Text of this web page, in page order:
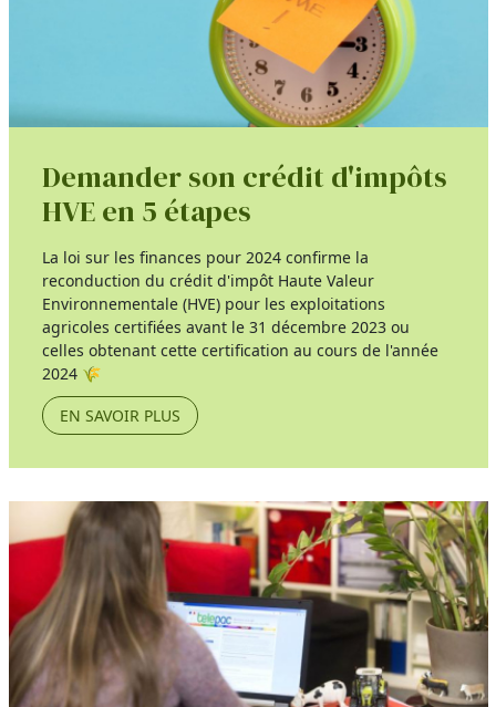
Demander son crédit d'impôts
HVE en 5 étapes
La loi sur les finances pour 2024 confirme la
reconduction du crédit d'impôt Haute Valeur
Environnementale (HVE) pour les exploitations
agricoles certifiées avant le 31 décembre 2023 ou
celles obtenant cette certification au cours de l'année
2024 🌾
EN SAVOIR PLUS